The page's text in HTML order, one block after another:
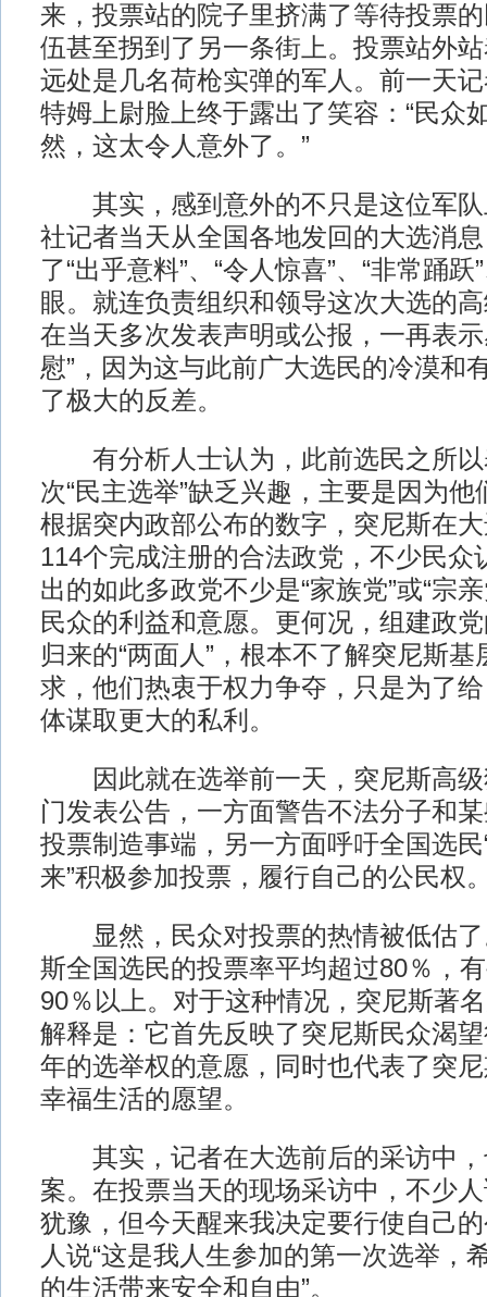
来，投票站的院子里挤满了等待投票
伍甚至拐到了另一条街上。投票站外
远处是几名荷枪实弹的军人。前一天
特姆上尉脸上终于露出了笑容：“民众
然，这太令人意外了。”
其实，感到意外的不只是这位军队
社记者当天从全国各地发回的大选消
了“出乎意料”、“令人惊喜”、“非常踊跃
眼。就连负责组织和领导这次大选的
在当天多次发表声明或公报，一再表示
慰”，因为这与此前广大选民的冷漠和
了极大的反差。
有分析人士认为，此前选民之所以
次“民主选举”缺乏兴趣，主要是因为
根据突内政部公布的数字，突尼斯在
114个完成注册的合法政党，不少民众
出的如此多政党不少是“家族党”或“宗
民众的利益和意愿。更何况，组建政
归来的“两面人”，根本不了解突尼斯
求，他们热衷于权力争夺，只是为了
体谋取更大的私利。
因此就在选举前一天，突尼斯高级
门发表公告，一方面警告不法分子和
投票制造事端，另一方面呼吁全国选
来”积极参加投票，履行自己的公民权
显然，民众对投票的热情被低估了
斯全国选民的投票率平均超过80％，
90％以上。对于这种情况，突尼斯著
解释是：它首先反映了突尼斯民众渴
年的选举权的意愿，同时也代表了突
幸福生活的愿望。
其实，记者在大选前后的采访中，
案。在投票当天的现场采访中，不少
犹豫，但今天醒来我决定要行使自己
人说“这是我人生参加的第一次选举，
的生活带来安全和自由”。